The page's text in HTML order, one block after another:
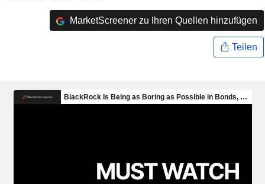
MarketScreener zu Ihren Quellen hinzufügen
Teilen